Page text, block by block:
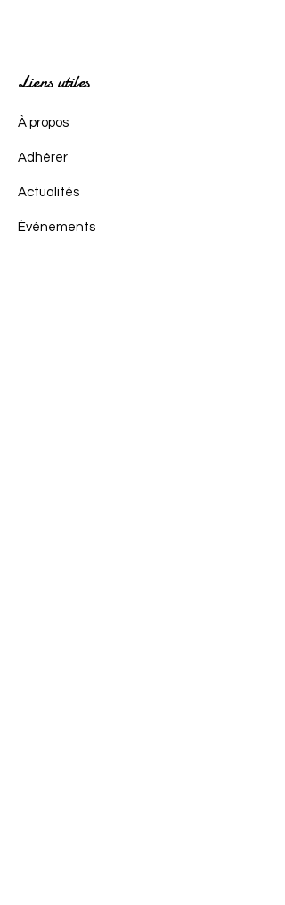
Liens utiles
À propos
Adhérer
Actualités
Événements